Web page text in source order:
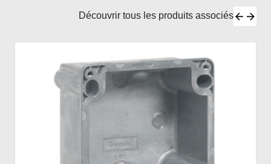
Découvrir tous les produits associés